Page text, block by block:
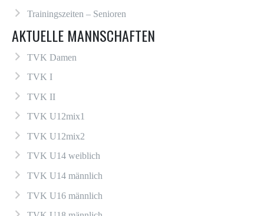
Trainingszeiten – Senioren
AKTUELLE MANNSCHAFTEN
TVK Damen
TVK I
TVK II
TVK U12mix1
TVK U12mix2
TVK U14 weiblich
TVK U14 männlich
TVK U16 männlich